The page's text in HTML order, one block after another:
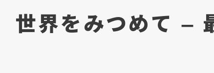
世界をみつめて –